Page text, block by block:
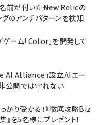
前が付いた――New Relicの
のアンチパターンを検知
ゲーム「Color」を開発して
Alliance」設立――AIエー
公開では守れない
かり受かる！『徹底攻略Biz
を5名様にプレゼント！